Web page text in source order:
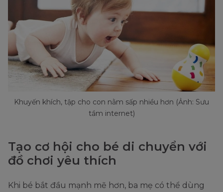
Khuyến khích, tập cho con nằm sấp nhiều hơn (Ảnh: Sưu
tầm internet)
Tạo cơ hội cho bé di chuyển với
đồ chơi yêu thích
Khi bé bắt đầu mạnh mẽ hơn, ba mẹ có thể dùng